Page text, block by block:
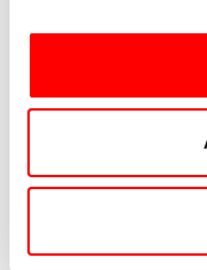
Andrea Zanoli
documentarista.
numerose opere